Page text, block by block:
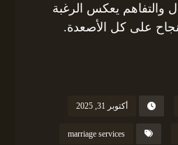
والتفاهم يعكس الرغبة
على كل الأصعدة.
أكتوبر 31, 2025
marriage services